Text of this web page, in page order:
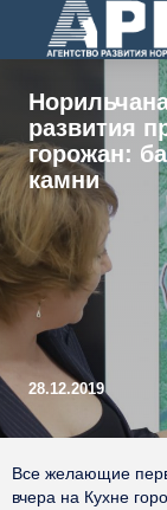
развития
горожан:
камни
28.12.2019
Все желающие
вчера на Кухне